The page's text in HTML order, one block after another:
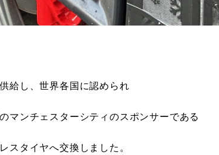
給し、世界各国に認められ
マンチェスターシティのスポンサーである
スタイヤへ交換しました。